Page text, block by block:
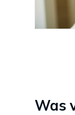
Was